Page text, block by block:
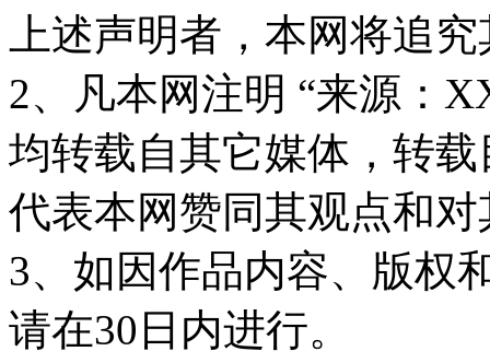
上述声明者，本网将追
2、凡本网注明 “来源：
均转载自其它媒体，转
代表本网赞同其观点和
3、如因作品内容、版权
请在30日内进行。